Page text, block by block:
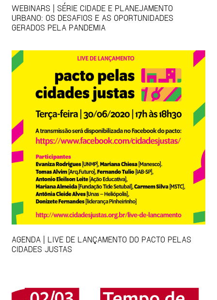
WEBINARS | SÉRIE CIDADE E PLANEJAMENTO
URBANO: OS DESAFIOS E AS OPORTUNIDADES
GERADOS PELA PANDEMIA
AGENDA | LIVE DE LANÇAMENTO DO PACTO PELAS
CIDADES JUSTAS